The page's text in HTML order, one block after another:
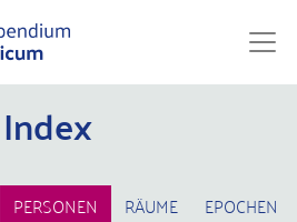
Index
PERSONEN RÄUME EPOCHEN